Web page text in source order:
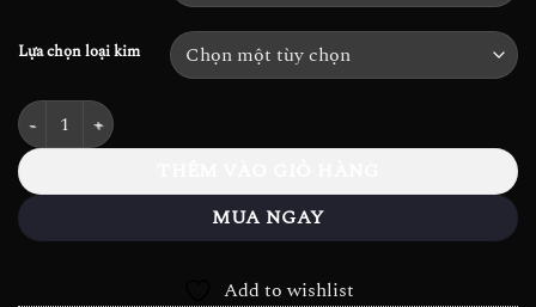
Lựa chọn loại kim
Nhẫn Kim cương nam - KC157 số lượng
MUA NGAY
Add to wishlist